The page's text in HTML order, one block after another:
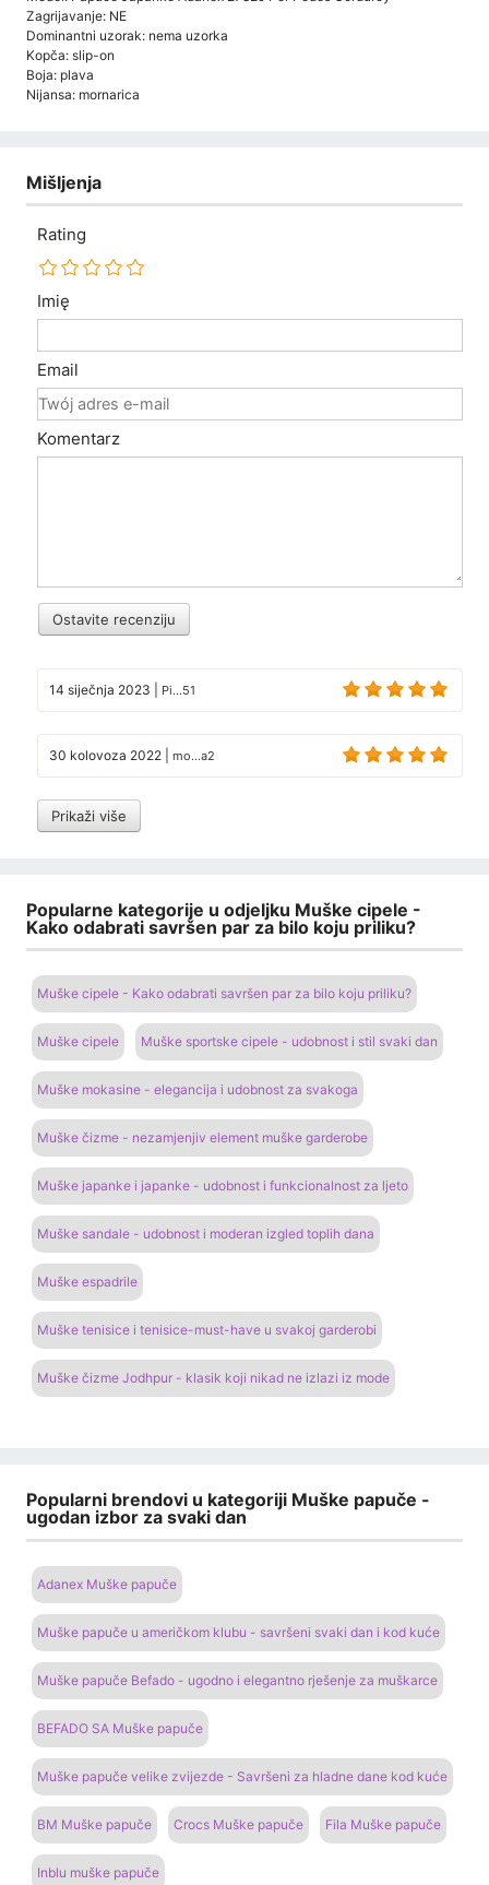
Zagrijavanje: NE
Dominantni uzorak: nema uzorka
Kopča: slip-on
Boja: plava
Nijansa: mornarica
Mišljenja
Rating
Imię
Email
Komentarz
Ostavite recenziju
14 siječnja 2023 Pi...51
30 kolovoza 2022 mo...a2
Prikaži više
Popularne kategorije u odjeljku Muške cipele -
Kako odabrati savršen par za bilo koju priliku?
Muške cipele - Kako odabrati savršen par za bilo koju priliku?
Muške cipele Muške sportske cipele - udobnost i stil svaki dan
Muške mokasine - elegancija i udobnost za svakoga
Muške čizme - nezamjenjiv element muške garderobe
Muške japanke i japanke - udobnost i funkcionalnost za ljeto
Muške sandale - udobnost i moderan izgled toplih dana
Muške espadrile
Muške tenisice i tenisice-must-have u svakoj garderobi
Muške čizme Jodhpur - klasik koji nikad ne izlazi iz mode
Popularni brendovi u kategoriji Muške papuče -
ugodan izbor za svaki dan
Adanex Muške papuče
Muške papuče u američkom klubu - savršeni svaki dan i kod kuće
Muške papuče Befado - ugodno i elegantno rješenje za muškarce
BEFADO SA Muške papuče
Muške papuče velike zvijezde - Savršeni za hladne dane kod kuće
BM Muške papuče Crocs Muške papuče Fila Muške papuče
Inblu muške papuče